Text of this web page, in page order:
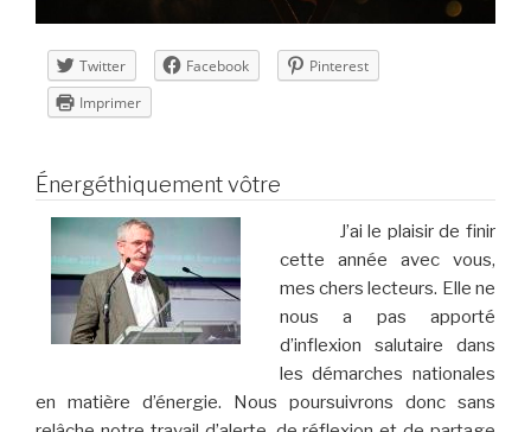
Twitter Facebook
Pinterest
Imprimer
Énergéthiquement vôtre
J’ai le plaisir de finir
cette année avec vous,
mes chers lecteurs. Elle ne
nous a pas apporté
d’inflexion salutaire dans
les démarches nationales
en matière d’énergie. Nous poursuivrons donc sans